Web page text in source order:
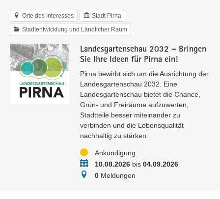
Orte des Interesses Stadt Pirna
Stadtentwicklung und Ländlicher Raum
Landesgartenschau 2032 – Bringen
Sie Ihre Ideen für Pirna ein!
Pirna bewirbt sich um die Ausrichtung der
Landesgartenschau 2032. Eine
Landesgartenschau bietet die Chance,
Grün- und Freiräume aufzuwerten,
Stadtteile besser miteinander zu
verbinden und die Lebensqualität
nachhaltig zu stärken.
StatusAnkündigung
Zeitraum10.08.2026bis 04.09.2026
Meldungen
0Meldungen